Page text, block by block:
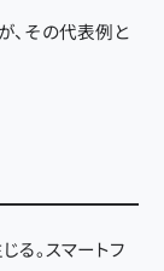
、その代表例と
る。スマートフ